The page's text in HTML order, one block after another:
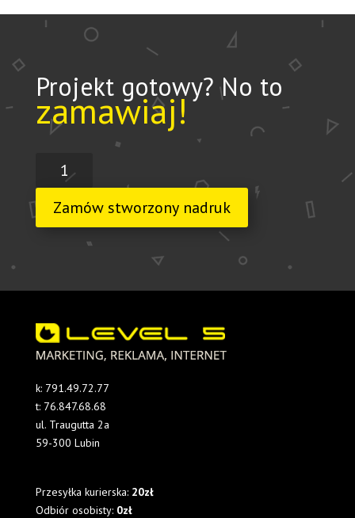
Projekt gotowy? No to
zamawiaj!
SLIMZamów stworzony nadruk
k: 791.49.72.77
t: 76.847.68.68
ul. Traugutta 2a
59-300 Lubin
Przesyłka kurierska: 20zł
Odbiór osobisty: 0zł